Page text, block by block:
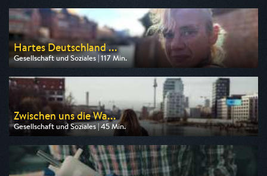
Hartes Deutschland ...
Gesellschaft und Soziales | 117 Min.
Ausgestrahlt von RTLZWEI
am 10.08.2026, 22:13
Zwischen uns die Wa...
Gesellschaft und Soziales | 45 Min.
Ausgestrahlt von 3sat
am 11.08.2026, 00:00